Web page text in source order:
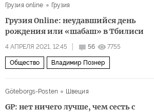
Грузия online Грузия
Грузия Online: неудавшийся день
рождения или «шабаш» в Тбилиси
4 АПРЕЛЯ 2021, 12:45 56 7755
Общество Владимир Познер
Göteborgs-Posten Швеция
GP: нет ничего лучше, чем сесть с